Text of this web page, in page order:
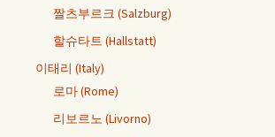
짤츠부르크 (Salzburg)
할슈타트 (Hallstatt)
이태리 (Italy)
로마 (Rome)
리보르노 (Livorno)